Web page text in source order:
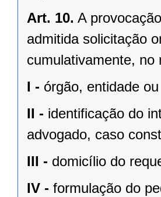
Art. 10. A
admitida solicitação
cumulativamente, no
I - órgão, entidade
II - identificação do
advogado, caso
III - domicílio do
IV - formulação do